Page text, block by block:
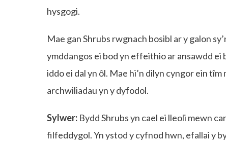
hysgogi.
Mae gan Shrubs rwgnach bosibl ar y galon
ymddangos ei bod yn effeithio ar ansawdd ei
iddo ei dal yn ôl. Mae hi’n dilyn cyngor ein
archwiliadau yn y dyfodol.
Sylwer: Bydd Shrubs yn cael ei lleoli mewn
filfeddygol. Yn ystod y cyfnod hwn, efallai y